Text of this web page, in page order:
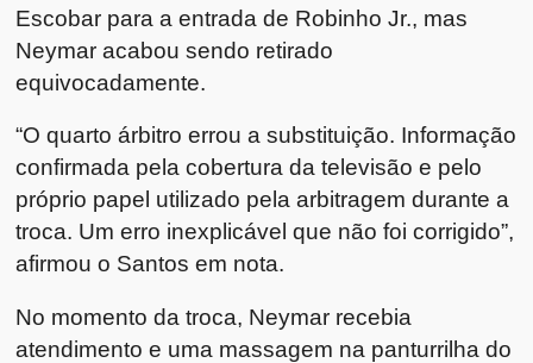
Escobar para a entrada de Robinho Jr., mas
Neymar acabou sendo retirado
equivocadamente.
“O quarto árbitro errou a substituição. Informação
confirmada pela cobertura da televisão e pelo
próprio papel utilizado pela arbitragem durante a
troca. Um erro inexplicável que não foi corrigido”,
afirmou o Santos em nota.
No momento da troca, Neymar recebia
atendimento e uma massagem na panturrilha do